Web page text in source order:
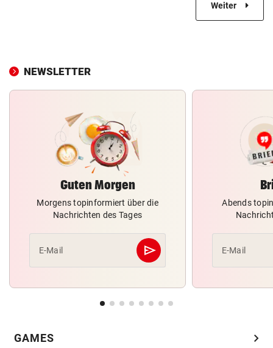
Weiter
NEWSLETTER
Guten Morgen
Morgens topinformiert über die
Nachrichten des Tages
E-Mail send
Abschicken
Abends
E-Mail
GAMES chevron_right